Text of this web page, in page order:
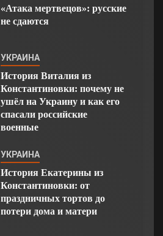
«Атака мертвецов»: русские
не сдаются
УКРАИНА
История Виталия из
Константиновки: почему не
ушёл на Украину и как его
спасали российские
военные
УКРАИНА
История Екатерины из
Константиновки: от
праздничных тортов до
потери дома и матери